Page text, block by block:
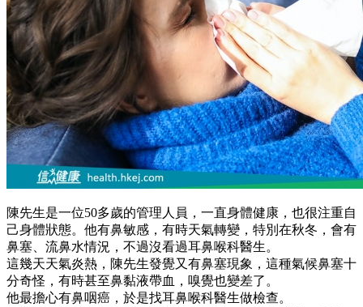
陳先生是一位50多歲的管理人員，一直身體健康，也很注重自
己身體狀態。他有鼻敏感，有時天氣轉變，特別在秋冬，會有
鼻塞、流鼻水情況，不過沒看過耳鼻喉科醫生。
這幾天天氣炎熱，陳先生發覺又有鼻塞現象，這種氣候鼻塞十
分奇怪，有時甚至鼻黏液帶血，嗅覺也變差了。
他最擔心有鼻咽癌，於是找耳鼻喉科醫生做檢查。